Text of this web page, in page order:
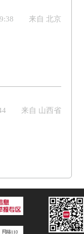
来自 北京
来自 山西省